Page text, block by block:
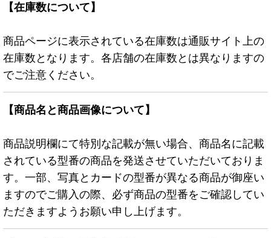
【在庫数について】
商品ページに表示されている在庫数は通販サイト上の
在庫数となります。各店舗の在庫数とは異なりますの
でご注意ください。
【商品名と商品画像について】
商品説明欄にて特別な記載が無い場合、商品名に記載
されている型番の商品を発送させていただいておりま
す。一部、写真とカードの型番が異なる商品が御座い
ますのでご購入の際、必ず商品の型番をご確認してい
ただきますようお願い申し上げます。